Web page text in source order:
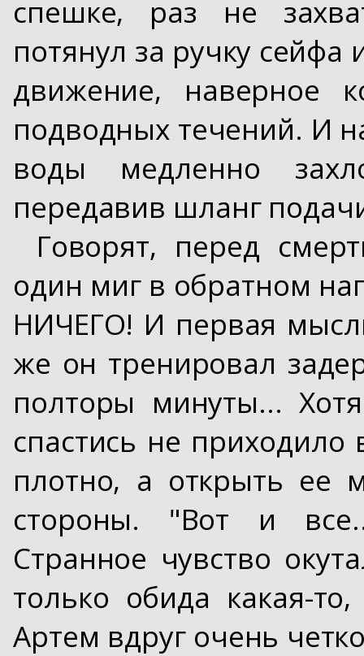
спешке, раз не
потянул за ручку сейфа
движение, наверное
подводных течений. И
воды медленно
передавив шланг
Говорят, перед
один миг в обратном
НИЧЕГО! И первая
же он тренировал
полторы минуты...
спастись не приходило
плотно, а открыть ее
стороны. "Вот и
Странное чувство
только обида какая-
Артем вдруг очень